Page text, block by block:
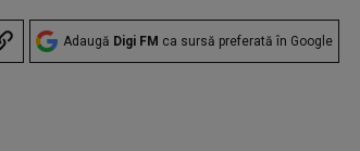
Adaugă Digi FM ca sursă preferată în Google